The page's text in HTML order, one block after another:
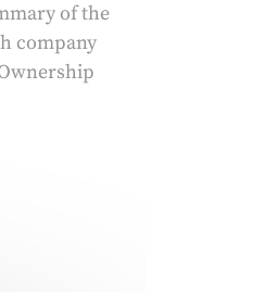
of the
company